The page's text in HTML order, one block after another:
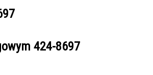
424-8697